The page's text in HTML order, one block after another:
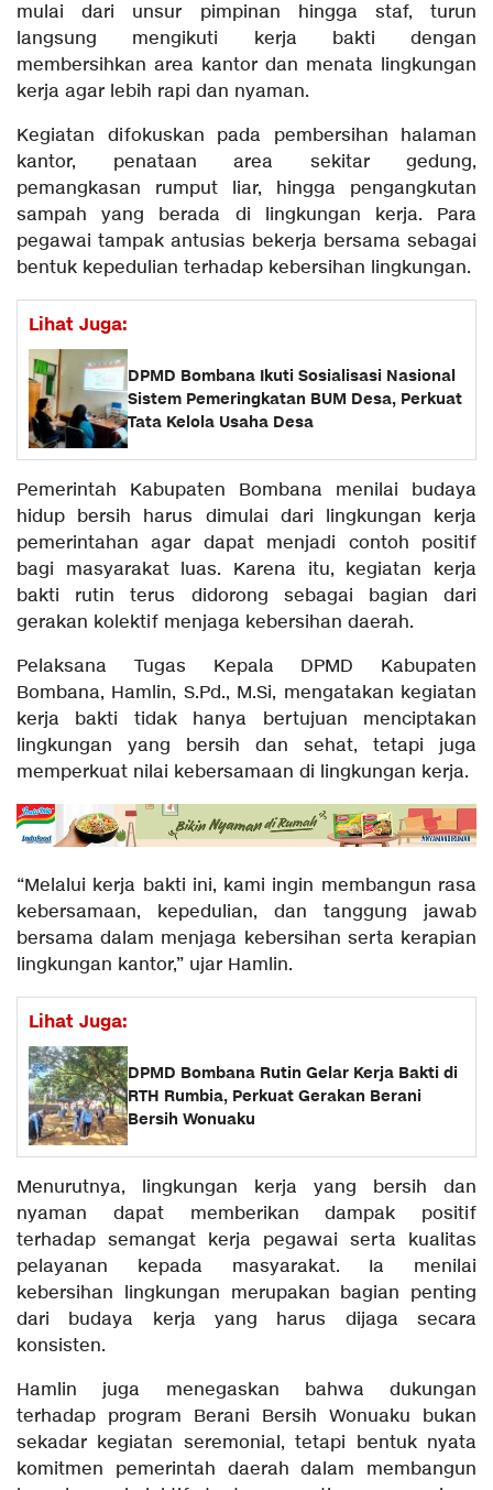
mulai dari unsur pimpinan hingga staf, turun
langsung mengikuti kerja bakti dengan
membersihkan area kantor dan menata lingkungan
kerja agar lebih rapi dan nyaman.
Kegiatan difokuskan pada pembersihan halaman
kantor, penataan area sekitar gedung,
pemangkasan rumput liar, hingga pengangkutan
sampah yang berada di lingkungan kerja. Para
pegawai tampak antusias bekerja bersama sebagai
bentuk kepedulian terhadap kebersihan lingkungan.
Lihat Juga:
DPMD Bombana Ikuti Sosialisasi Nasional
Sistem Pemeringkatan BUM Desa, Perkuat
Tata Kelola Usaha Desa
Pemerintah Kabupaten Bombana menilai budaya
hidup bersih harus dimulai dari lingkungan kerja
pemerintahan agar dapat menjadi contoh positif
bagi masyarakat luas. Karena itu, kegiatan kerja
bakti rutin terus didorong sebagai bagian dari
gerakan kolektif menjaga kebersihan daerah.
Pelaksana Tugas Kepala DPMD Kabupaten
Bombana, Hamlin, S.Pd., M.Si, mengatakan kegiatan
kerja bakti tidak hanya bertujuan menciptakan
lingkungan yang bersih dan sehat, tetapi juga
memperkuat nilai kebersamaan di lingkungan kerja.
“Melalui kerja bakti ini, kami ingin membangun rasa
kebersamaan, kepedulian, dan tanggung jawab
bersama dalam menjaga kebersihan serta kerapian
lingkungan kantor,” ujar Hamlin.
Lihat Juga:
DPMD Bombana Rutin Gelar Kerja Bakti di
RTH Rumbia, Perkuat Gerakan Berani
Bersih Wonuaku
Menurutnya, lingkungan kerja yang bersih dan
nyaman dapat memberikan dampak positif
terhadap semangat kerja pegawai serta kualitas
pelayanan kepada masyarakat. Ia menilai
kebersihan lingkungan merupakan bagian penting
dari budaya kerja yang harus dijaga secara
konsisten.
Hamlin juga menegaskan bahwa dukungan
terhadap program Berani Bersih Wonuaku bukan
sekadar kegiatan seremonial, tetapi bentuk nyata
komitmen pemerintah daerah dalam membangun